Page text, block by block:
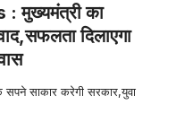
मुख्यमंत्री का
दिलाएगा
सपने साकार करेगी सरकार,युवा